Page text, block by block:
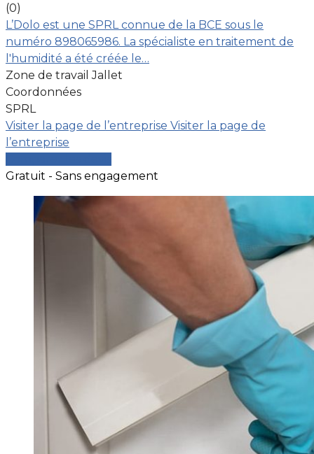
(0)
L’Dolo est une SPRL connue de la BCE sous le
numéro 898065986. La spécialiste en traitement de
l'humidité a été créée le…
Zone de travail Jallet
Coordonnées
SPRL
Visiter la page de l’entreprise Visiter la page de
l’entreprise
Gratuit - Sans engagement